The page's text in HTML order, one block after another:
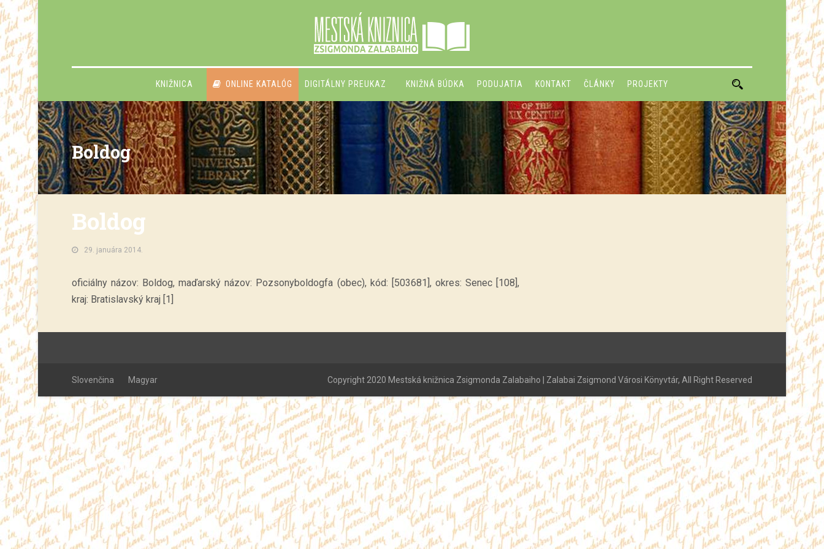
KNIŽNICA ONLINE KATALÓG DIGITÁLNY PREUKAZ KNIŽNÁ BÚDKA PODUJATIA KONTAKT ČLÁNKY PROJEKTY
Boldog
Boldog
29. januára 2014.
oficiálny názov: Boldog, maďarský názov: Pozsonyboldogfa (obec), kód: [503681], okres: Senec [108],
kraj: Bratislavský kraj [1]
Slovenčina Magyar Copyright 2020 Mestská knižnica Zsigmonda Zalabaiho | Zalabai Zsigmond Városi Könyvtár, All Right Reserved